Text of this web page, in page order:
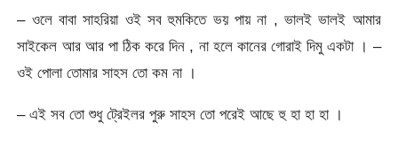
– ওলে বাবা সাহরিয়া ওই সব হুমকিতে ভয় পায় না , ভালই ভালই আমার
সাইকেল আর আর পা ঠিক করে দিন , না হলে কানের গোরাই দিমু একটা । –
ওই পোলা তোমার সাহস তো কম না ।
– এই সব তো শুধু ট্রেইলর পুরু সাহস তো পরেই আছে হু হা হা হা ।